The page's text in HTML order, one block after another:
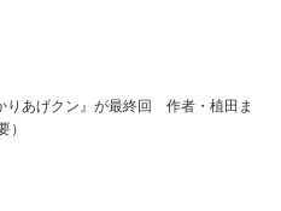
あげクン』が最終回 作者・植田ま
）